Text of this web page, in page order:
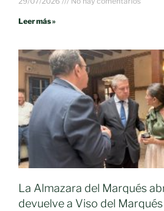
Leer más »
La Almazara del Marqués
devuelve a Viso del